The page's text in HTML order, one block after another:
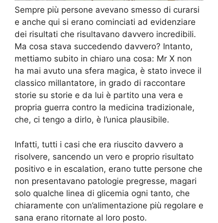
Sempre più persone avevano smesso di curarsi
e anche qui si erano cominciati ad evidenziare
dei risultati che risultavano davvero incredibili.
Ma cosa stava succedendo davvero? Intanto,
mettiamo subito in chiaro una cosa: Mr X non
ha mai avuto una sfera magica, è stato invece il
classico millantatore, in grado di raccontare
storie su storie e da lui è partito una vera e
propria guerra contro la medicina tradizionale,
che, ci tengo a dirlo, è l’unica plausibile.
Infatti, tutti i casi che era riuscito davvero a
risolvere, sancendo un vero e proprio risultato
positivo e in escalation, erano tutte persone che
non presentavano patologie pregresse, magari
solo qualche linea di glicemia ogni tanto, che
chiaramente con un’alimentazione più regolare e
sana erano ritornate al loro posto.